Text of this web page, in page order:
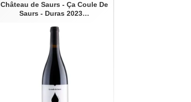
Château de Saurs - Ça Coule De
Saurs - Duras 2023…